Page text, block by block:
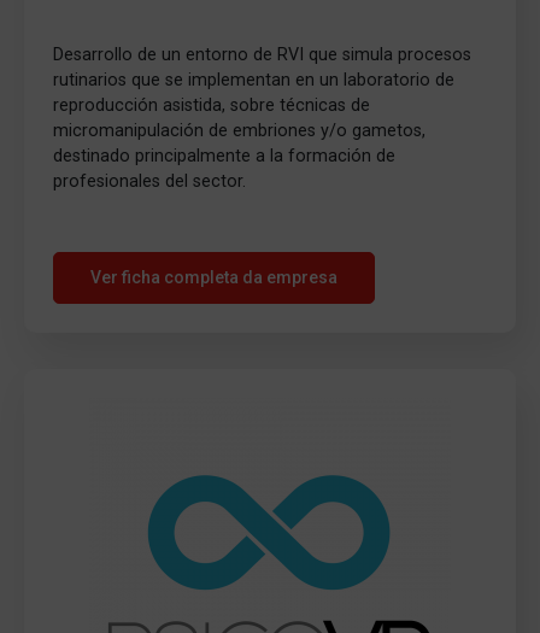
Desarrollo de un entorno de RVI que simula procesos
rutinarios que se implementan en un laboratorio de
reproducción asistida, sobre técnicas de
micromanipulación de embriones y/o gametos,
destinado principalmente a la formación de
profesionales del sector.
Ver ficha completa da empresa